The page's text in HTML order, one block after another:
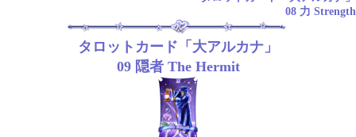
08 力 Strength
タロットカード「大アルカナ」
09 隠者 The Hermit